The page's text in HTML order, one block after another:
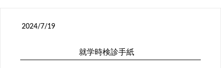
2024/7/19
就学時検診手紙